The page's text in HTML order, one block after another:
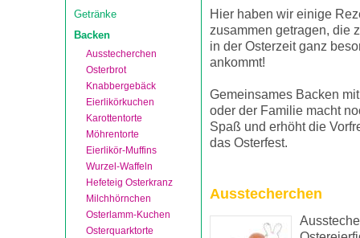
Getränke
Backen
Ausstecherchen
Osterbrot
Knabbergebäck
Eierlikörkuchen
Karottentorte
Möhrentorte
Eierlikör-Muffins
Wurzel-Waffeln
Hefeteig Osterkranz
Milchhörnchen
Osterlamm-Kuchen
Osterquarktorte
Hier haben wir einige
zusammen getragen, die
in der Osterzeit ganz
ankommt!
Gemeinsames Backen
oder der Familie macht
Spaß und erhöht die
das Osterfest.
Ausstecherchen